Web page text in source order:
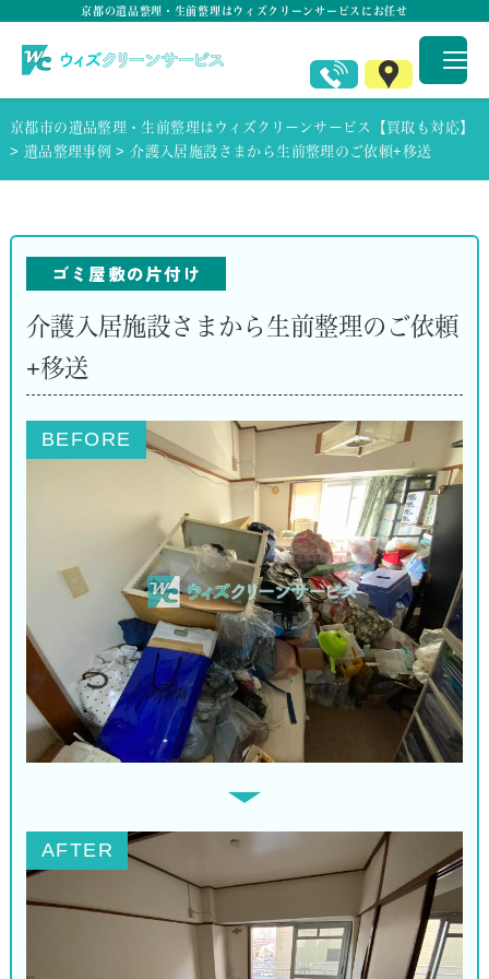
京都の遺品整理・生前整理はウィズクリーンサービスにお任せ
京都市の遺品整理・生前整理はウィズクリーンサービス【買取も対応】
> 遺品整理事例 >介護入居施設さまから生前整理のご依頼+移送
ゴミ屋敷の片付け
介護入居施設さまから生前整理のご依頼
+移送
BEFORE
AFTER